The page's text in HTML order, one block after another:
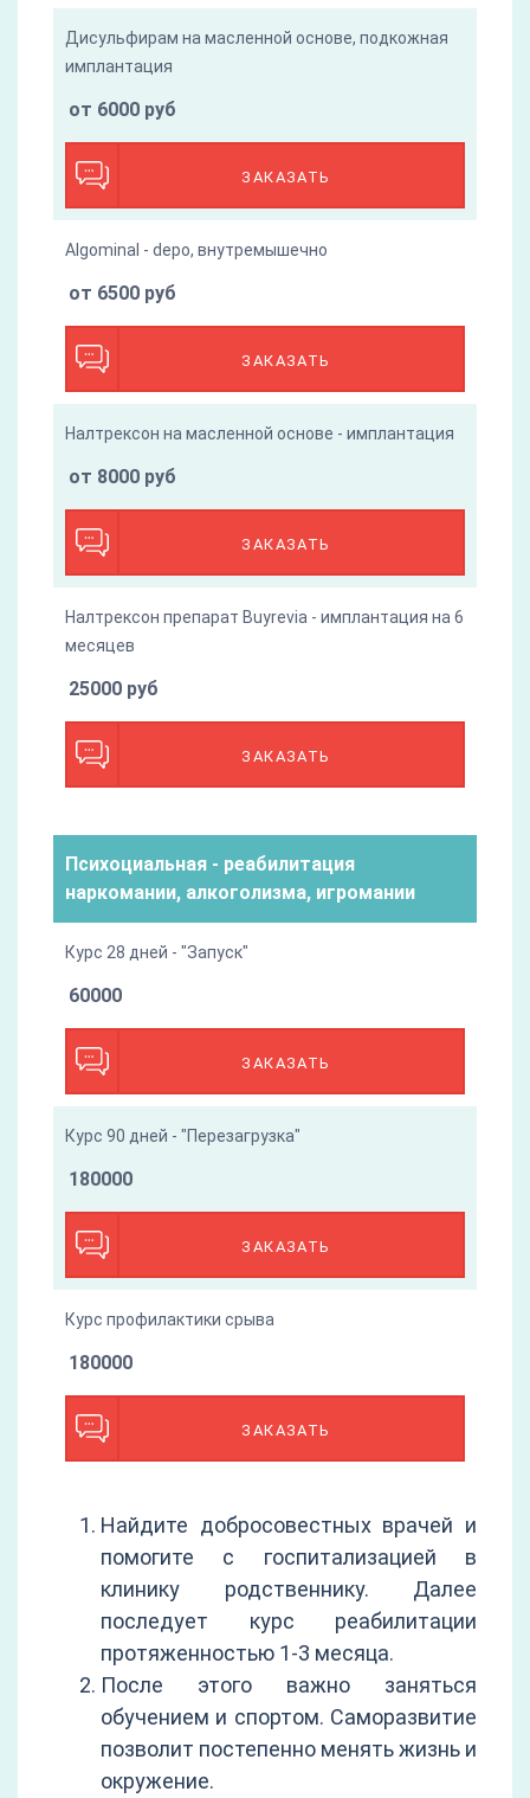
Дисульфирам на масленной основе, подкожная
имплантация
ЗАКАЗАТЬ
от 6000 руб
Algominal - depo, внутремышечно
ЗАКАЗАТЬ
от 6500 руб
Налтрексон на масленной основе - имплантация
ЗАКАЗАТЬ
от 8000 руб
Налтрексон препарат Buyrevia - имплантация на 6
месяцев
ЗАКАЗАТЬ
25000 руб
Психоциальная - реабилитация
наркомании, алкоголизма, игромании
Курс 28 дней - "Запуск"
ЗАКАЗАТЬ
60000
Курс 90 дней - "Перезагрузка"
ЗАКАЗАТЬ
180000
Курс профилактики срыва
ЗАКАЗАТЬ
180000
Найдите добросовестных врачей и
помогите с госпитализацией в
клинику родственнику. Далее
последует курс реабилитации
протяженностью 1-3 месяца.
После этого важно заняться
обучением и спортом. Саморазвитие
позволит постепенно менять жизнь и
окружение.